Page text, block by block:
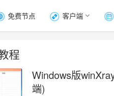
免费节点 客户端
程
Windows版
端)